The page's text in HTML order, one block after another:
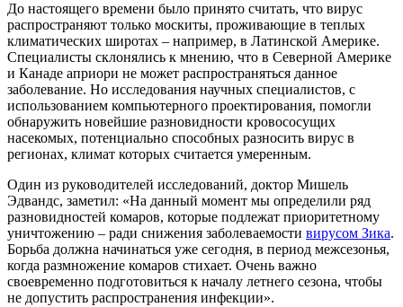
До настоящего времени было принято считать, что вирус
распространяют только москиты, проживающие в теплых
климатических широтах – например, в Латинской Америке.
Специалисты склонялись к мнению, что в Северной Америке
и Канаде априори не может распространяться данное
заболевание. Но исследования научных специалистов, с
использованием компьютерного проектирования, помогли
обнаружить новейшие разновидности кровососущих
насекомых, потенциально способных разносить вирус в
регионах, климат которых считается умеренным.
Один из руководителей исследований, доктор Мишель
Эдвандс, заметил: «На данный момент мы определили ряд
разновидностей комаров, которые подлежат приоритетному
уничтожению – ради снижения заболеваемости вирусом Зика.
Борьба должна начинаться уже сегодня, в период межсезонья,
когда размножение комаров стихает. Очень важно
своевременно подготовиться к началу летнего сезона, чтобы
не допустить распространения инфекции».